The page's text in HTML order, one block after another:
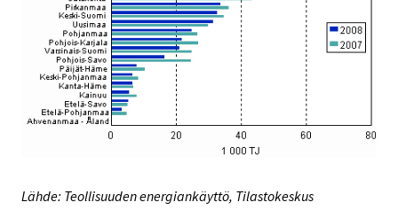
Lähde: Teollisuuden energiankäyttö, Tilastokeskus